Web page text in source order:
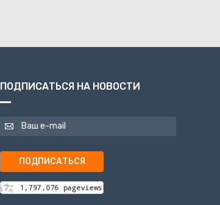
ПОДПИСАТЬСЯ НА НОВОСТИ
ПОДПИСАТЬСЯ